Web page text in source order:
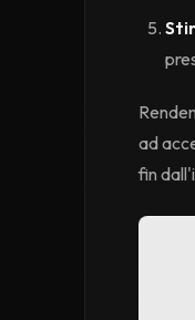
ad
fin